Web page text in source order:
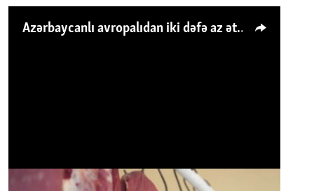
Azərbaycanlı avropalıdan iki dəfə az ət yeyir, amma... 'Qiymət artımı qaçılmazdır'